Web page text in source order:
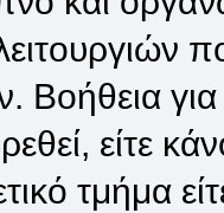
Βοήθεια
είτε
τμήμα